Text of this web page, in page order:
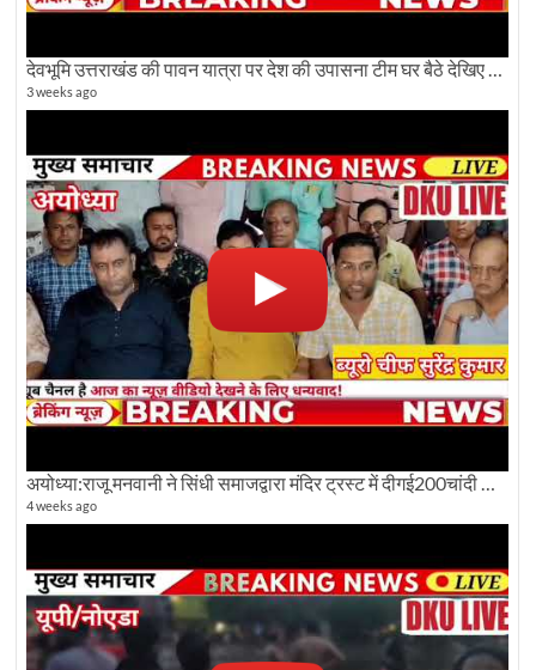
3 weeks ago
अयोध्या:राजू मनवानी ने सिंधी समाजद्वारा मंदिर ट्रस्ट में दीगई200चांदी की ईंटों पर सवाल का किया विरोध
4 weeks ago